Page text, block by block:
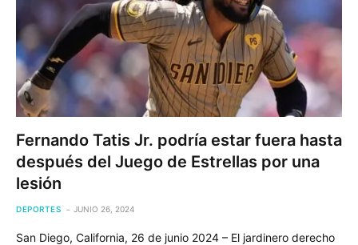
Fernando Tatis Jr. podría estar fuera hasta
después del Juego de Estrellas por una
lesión
DEPORTES JUNIO 26, 2024
San Diego, California, 26 de junio 2024 – El jardinero derecho